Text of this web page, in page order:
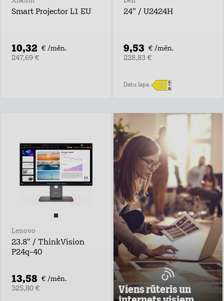
Smart Projector L1 EU
10,32 € /mēn.
247,69 €
24" / U2424H
9,53 € /mēn.
228,83 €
Datu lapa
Lenovo
23.8" / ThinkVision
P24q-40
13,58 € /mēn.
325,80 €
Viens rūteris un
Viens rūteris un
internets visiem
Lieto rūteri visur,
kur rozete!
noformē
pieteikumu tepat
atvedīsim bez
maksas
ņem rūteri līdzi un
lieto internetu
visur
Pārbaudi, kas
vislabāk der tavā
adresē un noformē
darījumu!
Uzzināt vairāk